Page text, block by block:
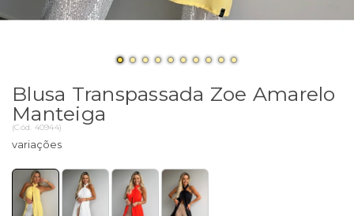
Blusa Transpassada Zoe Amarelo
Manteiga
(Cód. 40944)